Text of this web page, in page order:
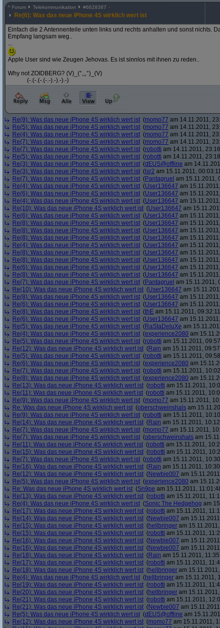
^ Forum Telekommunikation #6628387
Re(6): Was das neue iPhone 4S wirklich wert ist
Einfach die 2 Antennenteile unten links und rechts anhalten und sonst nichts.
Empfang langsam weg..
...
Apple User sind wie Zeugen Jehovas. Es ist sinnlos mit ihnen zu reden..
Why not ZOIDBERG? (V)_(°,,,°)_(V)
(-.(-.(-.(-.-).-).-).-)
Re(9): Was das neue iPhone 4S wirklich wert ist (momo77 am 14.11.2011,
Re(5): Was das neue iPhone 4S wirklich wert ist (momo77 am 14.11.2011,
Re(4): Was das neue iPhone 4S wirklich wert ist (momo77 am 14.11.2011,
Re(7): Was das neue iPhone 4S wirklich wert ist (momo77 am 14.11.2011,
Re(7): Was das neue iPhone 4S wirklich wert ist (robotti am 14.11.2011,
Re(5): Was das neue iPhone 4S wirklich wert ist (robotti am 14.11.2011,
Re(3): Was das neue iPhone 4S wirklich wert ist (dEUS@offline am
Re(3): Was das neue iPhone 4S wirklich wert ist ( lsr2 am 15.11.2011,
Re(7): Was das neue iPhone 4S wirklich wert ist (Pantagruel am 15.11.2011,
Re(4): Was das neue iPhone 4S wirklich wert ist (User136647 am
Re(6): Was das neue iPhone 4S wirklich wert ist (User136647 am
Re(4): Was das neue iPhone 4S wirklich wert ist (User136647 am
Re(10): Was das neue iPhone 4S wirklich wert ist (User136647 am
Re(6): Was das neue iPhone 4S wirklich wert ist (User136647 am
Re(8): Was das neue iPhone 4S wirklich wert ist (User136647 am
Re(8): Was das neue iPhone 4S wirklich wert ist (User136647 am
Re(8): Was das neue iPhone 4S wirklich wert ist (User136647 am
Re(4): Was das neue iPhone 4S wirklich wert ist (User136647 am
Re(8): Was das neue iPhone 4S wirklich wert ist (User136647 am
Re(8): Was das neue iPhone 4S wirklich wert ist (User136647 am
Re(6): Was das neue iPhone 4S wirklich wert ist (User136647 am
Re(8): Was das neue iPhone 4S wirklich wert ist (User136647 am
Re(7): Was das neue iPhone 4S wirklich wert ist (Pantagruel am 15.11.2011,
Re(10): Was das neue iPhone 4S wirklich wert ist (User136647 am
Re(8): Was das neue iPhone 4S wirklich wert ist (User136647 am
Re(6): Was das neue iPhone 4S wirklich wert ist (User136647 am
Re(8): Was das neue iPhone 4S wirklich wert ist (thE am 15.11.2011,
Re(6): Was das neue iPhone 4S wirklich wert ist (User136647 am
Re(5): Was das neue iPhone 4S wirklich wert ist (RaStaDeluXe am
Re(4): Was das neue iPhone 4S wirklich wert ist (experience2080 am
Re(5): Was das neue iPhone 4S wirklich wert ist (robotti am 15.11.2011,
Re(12): Was das neue iPhone 4S wirklich wert ist (Rain am 15.11.2011,
Re(5): Was das neue iPhone 4S wirklich wert ist (robotti am 15.11.2011,
Re(6): Was das neue iPhone 4S wirklich wert ist (experience2080 am
Re(7): Was das neue iPhone 4S wirklich wert ist (robotti am 15.11.2011,
Re(8): Was das neue iPhone 4S wirklich wert ist (experience2080 am
Re(13): Was das neue iPhone 4S wirklich wert ist (robotti am 15.11.2011,
Re(11): Was das neue iPhone 4S wirklich wert ist (robotti am 15.11.2011,
Re(9): Was das neue iPhone 4S wirklich wert ist (momo77 am 15.11.2011,
Re: Was das neue iPhone 4S wirklich wert ist (oberschweinshals am
Re(9): Was das neue iPhone 4S wirklich wert ist (robotti am 15.11.2011,
Re(14): Was das neue iPhone 4S wirklich wert ist (Rain am 15.11.2011,
Re(7): Was das neue iPhone 4S wirklich wert ist (momo77 am 15.11.2011,
Re(7): Was das neue iPhone 4S wirklich wert ist (oberschweinshals am
Re(11): Was das neue iPhone 4S wirklich wert ist (robotti am 15.11.2011,
Re(15): Was das neue iPhone 4S wirklich wert ist (robotti am 15.11.2011,
Re(7): Was das neue iPhone 4S wirklich wert ist (robotti am 15.11.2011,
Re(16): Was das neue iPhone 4S wirklich wert ist (Rain am 15.11.2011,
Re(12): Was das neue iPhone 4S wirklich wert ist (Newbie007 am
Re(5): Was das neue iPhone 4S wirklich wert ist (experience2080 am
Re: Was das neue iPhone 4S wirklich wert ist (Sn9pe am 15.11.2011,
Re(13): Was das neue iPhone 4S wirklich wert ist (robotti am 15.11.2011,
Re(4): Was das neue iPhone 4S wirklich wert ist (Sonic The Hedgehog am
Re(17): Was das neue iPhone 4S wirklich wert ist (robotti am 15.11.2011,
Re(14): Was das neue iPhone 4S wirklich wert ist (Newbie007 am
Re(15): Was das neue iPhone 4S wirklich wert ist (hellbringer am
Re(15): Was das neue iPhone 4S wirklich wert ist (robotti am 15.11.2011,
Re(16): Was das neue iPhone 4S wirklich wert ist (Newbie007 am
Re(16): Was das neue iPhone 4S wirklich wert ist (Newbie007 am
Re(18): Was das neue iPhone 4S wirklich wert ist (Rain am 15.11.2011,
Re(17): Was das neue iPhone 4S wirklich wert ist (robotti am 15.11.2011,
Re(18): Was das neue iPhone 4S wirklich wert ist (hellbringer am
Re(4): Was das neue iPhone 4S wirklich wert ist (hellbringer am 15.11.2011,
Re(19): Was das neue iPhone 4S wirklich wert ist (robotti am 15.11.2011,
Re(20): Was das neue iPhone 4S wirklich wert ist (hellbringer am
Re(21): Was das neue iPhone 4S wirklich wert ist (robotti am 15.11.2011,
Re(21): Was das neue iPhone 4S wirklich wert ist (Newbie007 am
Re(5): Was das neue iPhone 4S wirklich wert ist (dEUS@offline am
Re(12): Was das neue iPhone 4S wirklich wert ist (momo77 am 15.11.2011,